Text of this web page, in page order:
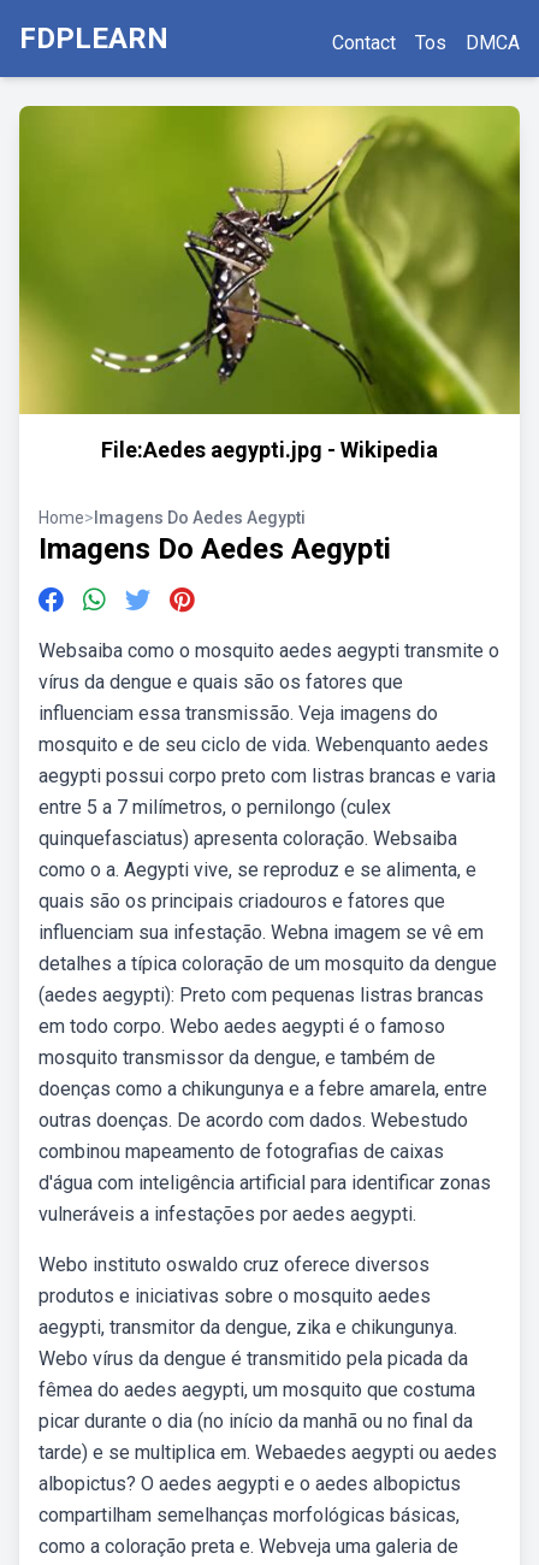
FDPLEARN Contact Tos DMCA
File:Aedes aegypti.jpg - Wikipedia
Home> Imagens Do Aedes Aegypti
Imagens Do Aedes Aegypti
Websaiba como o mosquito aedes aegypti transmite o
vírus da dengue e quais são os fatores que
influenciam essa transmissão. Veja imagens do
mosquito e de seu ciclo de vida. Webenquanto aedes
aegypti possui corpo preto com listras brancas e varia
entre 5 a 7 milímetros, o pernilongo (culex
quinquefasciatus) apresenta coloração. Websaiba
como o a. Aegypti vive, se reproduz e se alimenta, e
quais são os principais criadouros e fatores que
influenciam sua infestação. Webna imagem se vê em
detalhes a típica coloração de um mosquito da dengue
(aedes aegypti): Preto com pequenas listras brancas
em todo corpo. Webo aedes aegypti é o famoso
mosquito transmissor da dengue, e também de
doenças como a chikungunya e a febre amarela, entre
outras doenças. De acordo com dados. Webestudo
combinou mapeamento de fotografias de caixas
d'água com inteligência artificial para identificar zonas
vulneráveis a infestações por aedes aegypti.
Webo instituto oswaldo cruz oferece diversos
produtos e iniciativas sobre o mosquito aedes
aegypti, transmitor da dengue, zika e chikungunya.
Webo vírus da dengue é transmitido pela picada da
fêmea do aedes aegypti, um mosquito que costuma
picar durante o dia (no início da manhã ou no final da
tarde) e se multiplica em. Webaedes aegypti ou aedes
albopictus? O aedes aegypti e o aedes albopictus
compartilham semelhanças morfológicas básicas,
como a coloração preta e. Webveja uma galeria de